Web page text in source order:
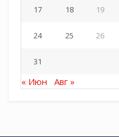
17 18 19
24 25 26
31
« Июн Авг »